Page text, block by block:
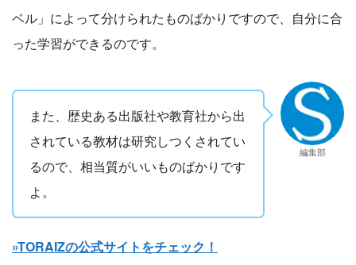
ベル」によって分けられたものばかりですので、自分に合
った学習ができるのです。
また、歴史ある出版社や教育社から出
されている教材は研究しつくされてい
るので、相当質がいいものばかりです
よ。
編集部
»TORAIZの公式サイトをチェック！